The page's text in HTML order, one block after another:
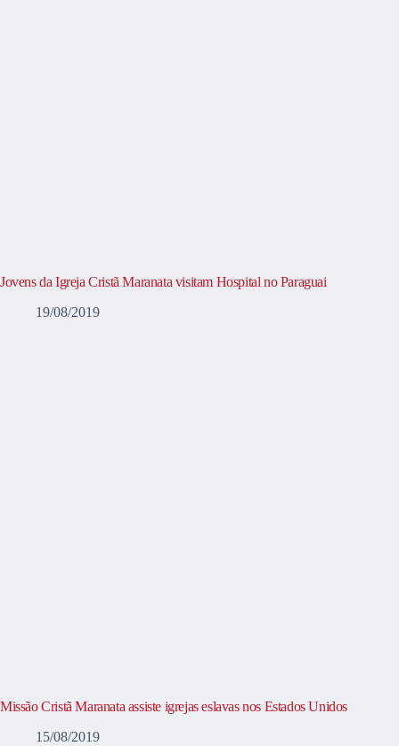
Jovens da Igreja Cristã Maranata visitam Hospital no Paraguai
19/08/2019
Missão Cristã Maranata assiste igrejas eslavas nos Estados Unidos
15/08/2019